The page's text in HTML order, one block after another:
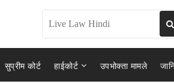
सुप्रीम कोर्ट हाईकोर्ट उपभोक्ता मामले